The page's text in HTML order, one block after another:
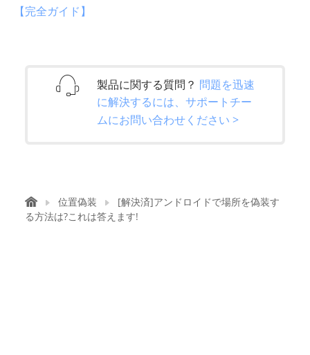
【完全ガイド】
製品に関する質問？ 問題を迅速
に解決するには、サポートチー
ムにお問い合わせください >
位置偽装
[解決済]アンドロイドで場所を偽装す
る方法は?これは答えます!